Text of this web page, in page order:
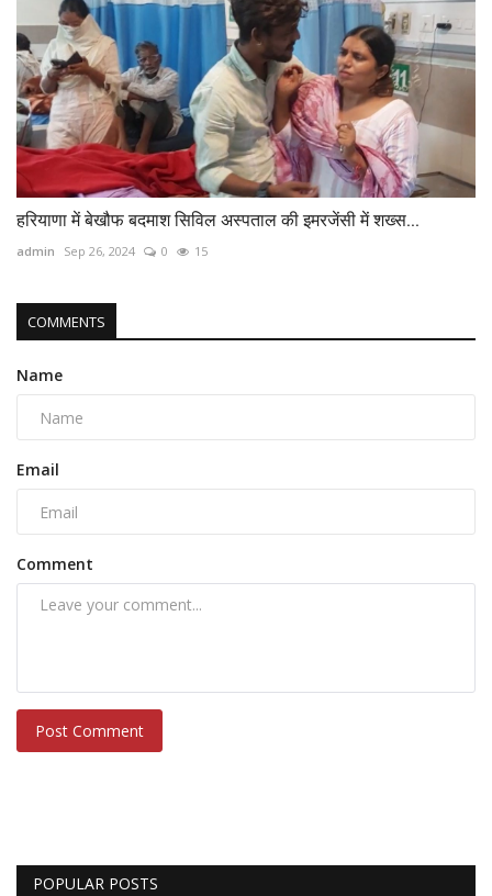
हरियाणा में बेखौफ बदमाश सिविल अस्पताल की इमरजेंसी में शख्स...
admin Sep 26, 2024 0 15
COMMENTS
Name
Email
Comment
Post Comment
POPULAR POSTS